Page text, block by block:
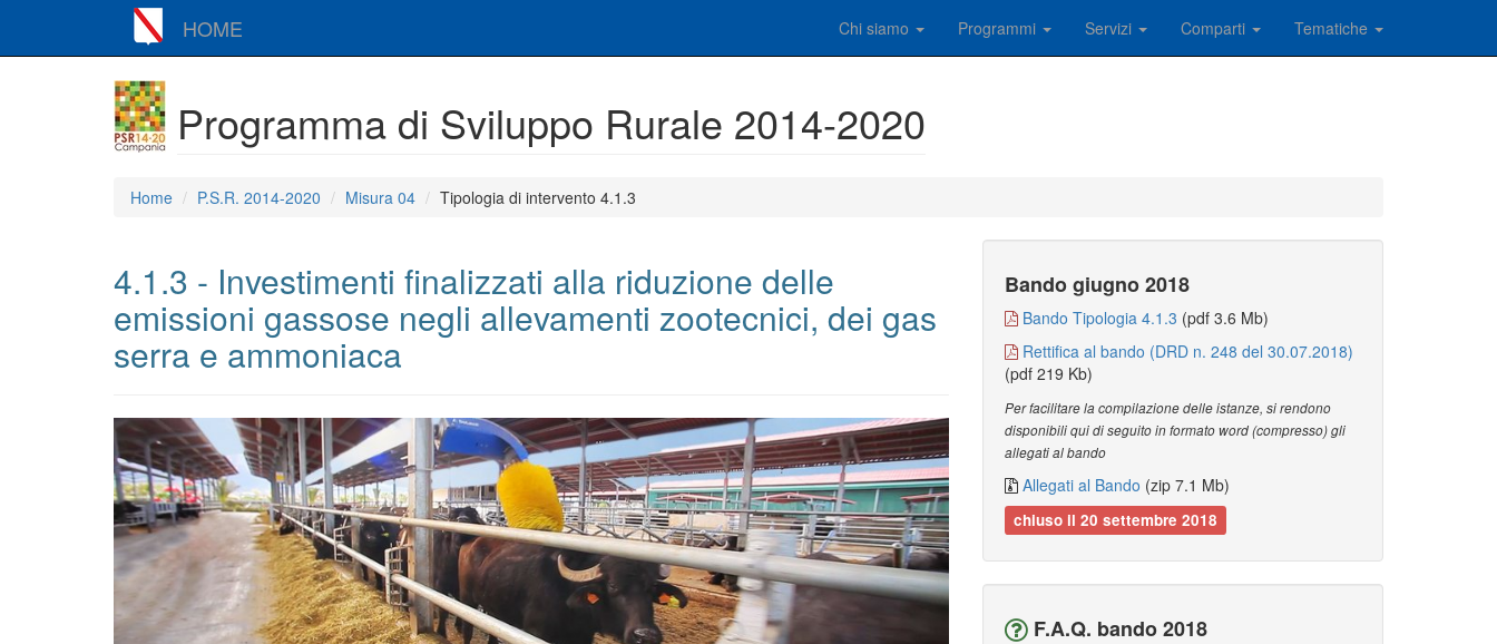
HOME Chi siamo Programmi Servizi Comparti Tematiche
Programma di Sviluppo Rurale 2014-2020
Home P.S.R. 2014-2020 Misura 04 Tipologia di intervento 4.1.3
4.1.3 - Investimenti finalizzati alla riduzione delle
emissioni gassose negli allevamenti zootecnici, dei gas
serra e ammoniaca
Bando giugno 2018
Bando Tipologia 4.1.3 (pdf 3.6 Mb)
Rettifica al bando (DRD n. 248 del 30.07.2018)
(pdf 219 Kb)
Per facilitare la compilazione delle istanze, si rendono
disponibili qui di seguito in formato word (compresso) gli
allegati al bando
Allegati al Bando (zip 7.1 Mb)
chiuso il 20 settembre 2018
F.A.Q. bando 2018